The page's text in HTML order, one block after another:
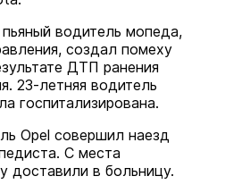
водитель мопеда,
создал помеху
ДТП ранения
23-летняя водитель
госпитализирована.
Opel совершил наезд
С места
доставили в больницу.